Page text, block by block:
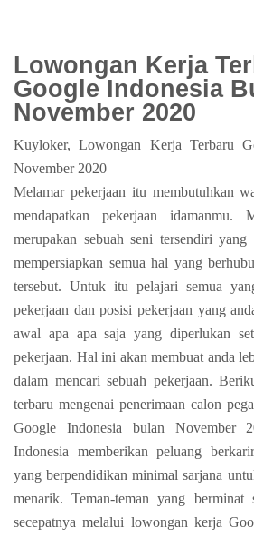
Lowongan Kerja
Google Indonesia
November 2020
Kuyloker, Lowongan Kerja Terbaru
November 2020
Melamar pekerjaan itu membutuhkan
mendapatkan pekerjaan idamanmu.
merupakan sebuah seni tersendiri yang
mempersiapkan semua hal yang
tersebut. Untuk itu pelajari semua
pekerjaan dan posisi pekerjaan yang
awal apa apa saja yang diperlukan
pekerjaan. Hal ini akan membuat anda
dalam mencari sebuah pekerjaan.
terbaru mengenai penerimaan calon
Google Indonesia bulan November
Indonesia memberikan peluang
yang berpendidikan minimal sarjana
menarik. Teman-teman yang berminat
secepatnya melalui lowongan kerja